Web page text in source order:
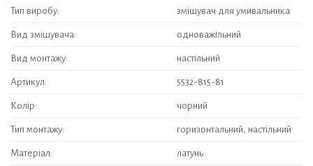
Тип виробу: змішувач для умивальника
Вид змішувача: одноважільний
Вид монтажу: настільний
Артикул: 5532-815-81
Колір: чорний
Тип монтажу: горизонтальний, настільний
Матеріал: латунь